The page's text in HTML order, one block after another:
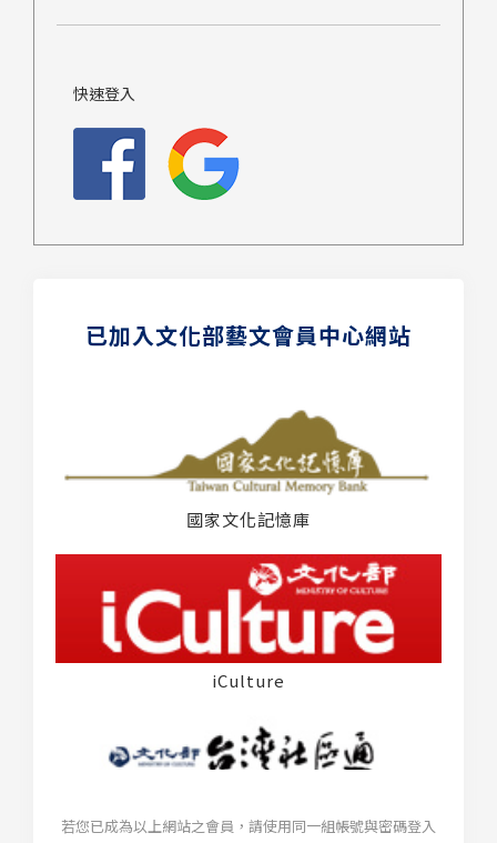
快速登入
已加入文化部藝文會員中心網站
國家文化記憶庫
iCulture
若您已成為以上網站之會員，請使用同一組帳號與密碼登入